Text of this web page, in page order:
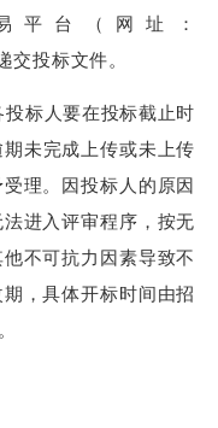
平台（网址：
交投标文件。
标人要在投标截止时
未完成上传或未上传
理。因投标人的原因
进入评审程序，按无
不可抗力因素导致不
，具体开标时间由招